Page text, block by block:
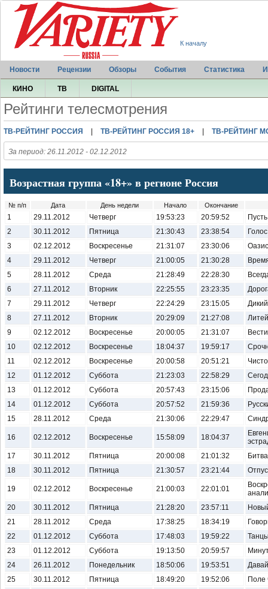
К началу
Новости Рецензии Обзоры События Статистика
КИНО ТВ DIGITAL
Рейтинги телесмотрения
ТВ-РЕЙТИНГ РОССИЯ ТВ-РЕЙТИНГ РОССИЯ 18+ ТВ-РЕЙТИНГ
За период: 26.11.2012 - 02.12.2012
Возрастная группа «18+» в регионе Россия
№ п/п Дата День недели Начало Окончание
1 29.11.2012 Четверг 19:53:23 20:59:52
2
30.11.2012 Пятница 21:30:43 23:38:54
Голос
3
02.12.2012 Воскресенье 21:31:07 23:30:06
4
29.11.2012 Четверг 21:00:05 21:30:28
5
28.11.2012 Среда 21:28:49 22:28:30
6
27.11.2012 Вторник 22:25:55 23:23:35
7
29.11.2012 Четверг 22:24:29 23:15:05
8
27.11.2012 Вторник 20:29:09 21:27:08
9
02.12.2012 Воскресенье 20:00:05 21:31:07
10
02.12.2012 Воскресенье 18:04:37 19:59:17
11
02.12.2012 Воскресенье 20:00:58 20:51:21
12
01.12.2012 Суббота 21:23:03 22:58:29
13
01.12.2012 Суббота 20:57:43 23:15:06
14
01.12.2012 Суббота 20:57:52 21:59:36
15
28.11.2012 Среда 21:30:06 22:29:47
16 02.12.2012 Воскресенье 15:58:09 18:04:37
17
30.11.2012 Пятница 20:00:08 21:01:32
18
30.11.2012 Пятница 21:30:57 23:21:44
19 02.12.2012 Воскресенье 21:00:03 22:01:01
20
30.11.2012 Пятница 21:28:20 23:57:11
21
28.11.2012 Среда 17:38:25 18:34:19
22
01.12.2012 Суббота 17:48:03 19:59:22
23
01.12.2012 Суббота 19:13:50 20:59:57
24
26.11.2012 Понедельник 18:50:06 19:53:51
25
30.11.2012 Пятница 18:49:20 19:52:06 Поле